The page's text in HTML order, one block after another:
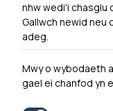
Hysbysiad
Cysylltu â ni
0300 790 0203
nhw wedi'i chasglu
Gallwch newid neu
adeg.
Mwy o wybodaeth
gael ei chanfod yn